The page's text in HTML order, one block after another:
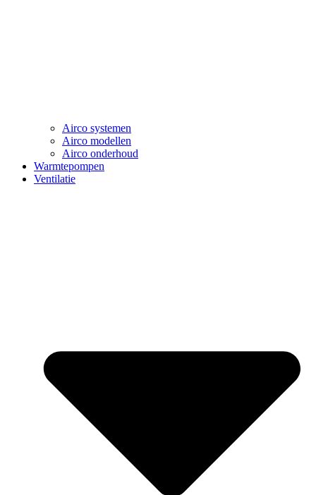
Airco systemen
Airco modellen
Airco onderhoud
Warmtepompen
Ventilatie